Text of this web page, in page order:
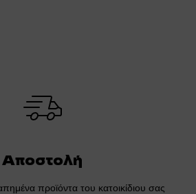
Αποστολή
προϊόντα του κατοικίδιου σας